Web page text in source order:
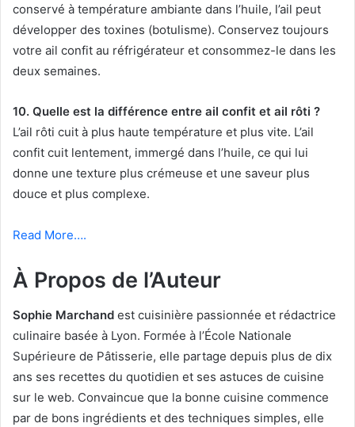
conservé à température ambiante dans l’huile, l’ail peut
développer des toxines (botulisme). Conservez toujours
votre ail confit au réfrigérateur et consommez-le dans les
deux semaines.
10. Quelle est la différence entre ail confit et ail rôti ?
L’ail rôti cuit à plus haute température et plus vite. L’ail
confit cuit lentement, immergé dans l’huile, ce qui lui
donne une texture plus crémeuse et une saveur plus
douce et plus complexe.
Read More….
À Propos de l’Auteur
Sophie Marchand est cuisinière passionnée et rédactrice
culinaire basée à Lyon. Formée à l’École Nationale
Supérieure de Pâtisserie, elle partage depuis plus de dix
ans ses recettes du quotidien et ses astuces de cuisine
sur le web. Convaincue que la bonne cuisine commence
par de bons ingrédients et des techniques simples, elle